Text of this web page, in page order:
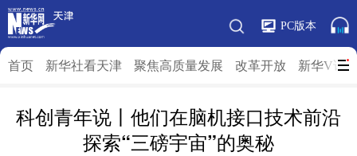
PC版本
首页 新华社看天津 聚焦高质量发展 改革开放 新华V访
科创青年说丨他们在脑机接口技术前沿
探索“三磅宇宙”的奥秘